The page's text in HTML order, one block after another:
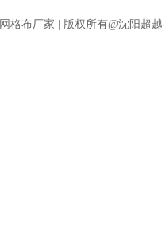
网格布厂家 | 版权所有@沈阳超